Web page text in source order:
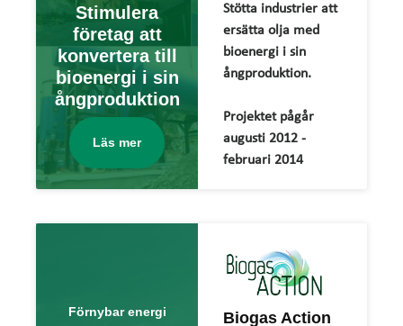
Stimulera
företag att
konvertera till
bioenergi i sin
ångproduktion
Läs mer
Stötta industrier att
ersätta olja med
bioenergi i sin
ångproduktion.
Projektet pågår
augusti 2012 -
februari 2014
Förnybar energi Biogas Action